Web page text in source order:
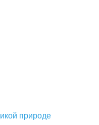
природе